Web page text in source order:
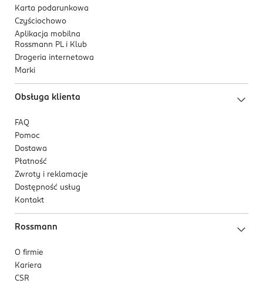
Karta podarunkowa
Czyściochowo
Aplikacja mobilna
Rossmann PL i Klub
Drogeria internetowa
Marki
Obsługa klienta
FAQ
Pomoc
Dostawa
Płatność
Zwroty i reklamacje
Dostępność usług
Kontakt
Rossmann
O firmie
Kariera
CSR